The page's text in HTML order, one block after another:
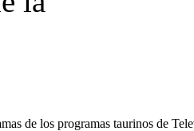
de los programas taurinos de